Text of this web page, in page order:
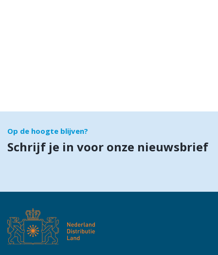
Op de hoogte blijven?
Schrijf je in voor onze nieuwsbrief